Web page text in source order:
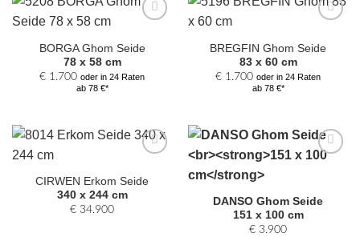
Auswahl
hinzufügen
BORGA Ghom Seide
78 x 58 cm
€ 1.700 oder in 24 Raten
ab 78 €*
Auswahl
hinzufügen
BREGFIN Ghom Seide
83 x 60 cm
€ 1.700 oder in 24 Raten
ab 78 €*
Auswahl
hinzufügen
CIRWEN Erkom Seide
340 x 244 cm
€ 34.900
DANSO Ghom Seide
151 x 100 cm
€ 3.900